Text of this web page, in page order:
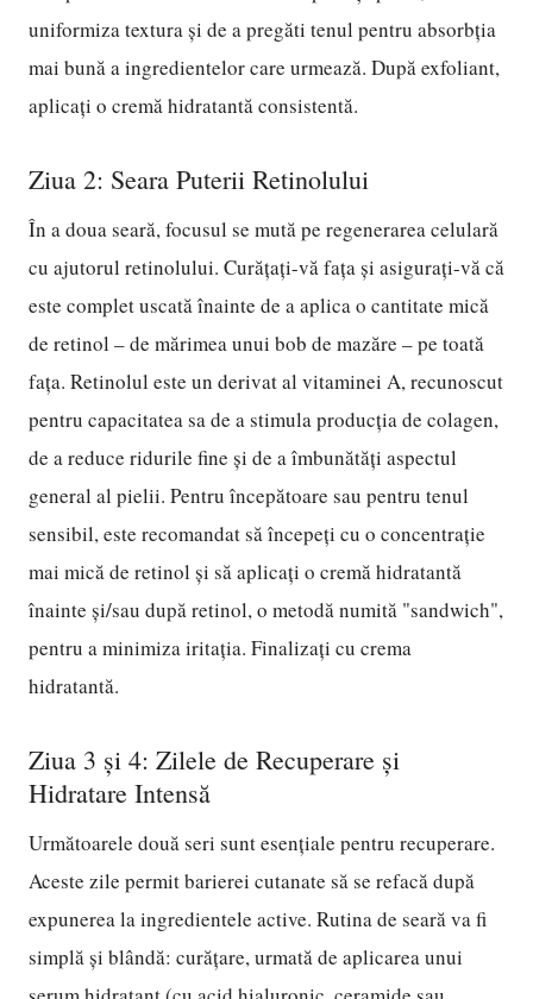
uniformiza textura și de a pregăti tenul pentru absorbția
mai bună a ingredientelor care urmează. După exfoliant,
aplicați o cremă hidratantă consistentă.
Ziua 2: Seara Puterii Retinolului
În a doua seară, focusul se mută pe regenerarea celulară
cu ajutorul retinolului. Curățați-vă fața și asigurați-vă că
este complet uscată înainte de a aplica o cantitate mică
de retinol – de mărimea unui bob de mazăre – pe toată
fața. Retinolul este un derivat al vitaminei A, recunoscut
pentru capacitatea sa de a stimula producția de colagen,
de a reduce ridurile fine și de a îmbunătăți aspectul
general al pielii. Pentru începătoare sau pentru tenul
sensibil, este recomandat să începeți cu o concentrație
mai mică de retinol și să aplicați o cremă hidratantă
înainte și/sau după retinol, o metodă numită "sandwich",
pentru a minimiza iritația. Finalizați cu crema
hidratantă.
Ziua 3 și 4: Zilele de Recuperare și
Hidratare Intensă
Următoarele două seri sunt esențiale pentru recuperare.
Aceste zile permit barierei cutanate să se refacă după
expunerea la ingredientele active. Rutina de seară va fi
simplă și blândă: curățare, urmată de aplicarea unui